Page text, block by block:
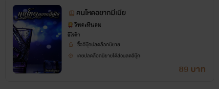
อาชีพ: เจ้าของผับหรูชื่อดังและโรงแรม
นิสัย: หนุ่มหล่อแบบเถื่อนๆพูดจาหยาบคายเป็นคนตรงและจริงใจ
สถานะ:โสดอยากมีเมีย
คนโหดอยากมีเมีย
วิหคเหินลม
อีโรติก
ซื้ออีบุ๊กปลดล็อกนิยาย
เคยปลดล็อกนิยายได้ส่วนลดอีบุ๊ก
89 บาท